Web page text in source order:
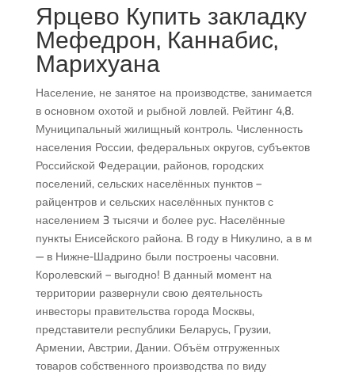
Ярцево Купить закладку
Мефедрон, Каннабис,
Марихуана
Население, не занятое на производстве, занимается
в основном охотой и рыбной ловлей. Рейтинг 4,8.
Муниципальный жилищный контроль. Численность
населения России, федеральных округов, субъектов
Российской Федерации, районов, городских
поселений, сельских населённых пунктов –
райцентров и сельских населённых пунктов с
населением 3 тысячи и более рус. Населённые
пункты Енисейского района. В году в Никулино, а в м
— в Нижне-Шадрино были построены часовни.
Королевский – выгодно! В данный момент на
территории развернули свою деятельность
инвесторы правительства города Москвы,
представители республики Беларусь, Грузии,
Армении, Австрии, Дании. Объём отгруженных
товаров собственного производства по виду